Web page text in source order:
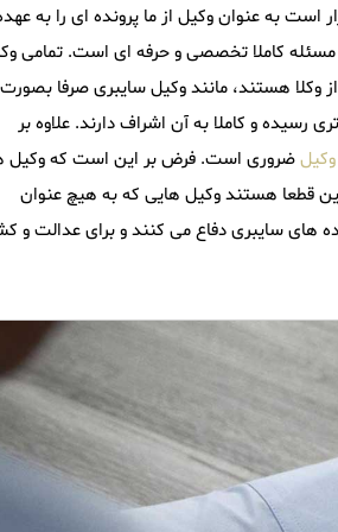
به عنوان وکیل از ما پرونده ای را به
کاملا تخصصی و حرفه ای است. تمامی
وکلا هستند، مانند وکیل سایبری صرفا بصورت
و کاملا به آن اشراف دارند. علاوه بر
وکیلضروری است. فرض بر این است که وکیل
قطعا هستند وکیل هایی که به هیچ عنوان
های سایبری دفاع می کنند و برای عدالت و